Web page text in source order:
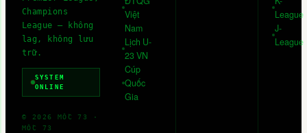
Champions
League — không
lag, không lưu
trữ.
SYSTEM
ONLINE
© 2026 MỐC 73
·
MỐC 73
Việt
Nam
Lịch U-
23 VN
Cúp
Quốc
Gia
League
J-
League